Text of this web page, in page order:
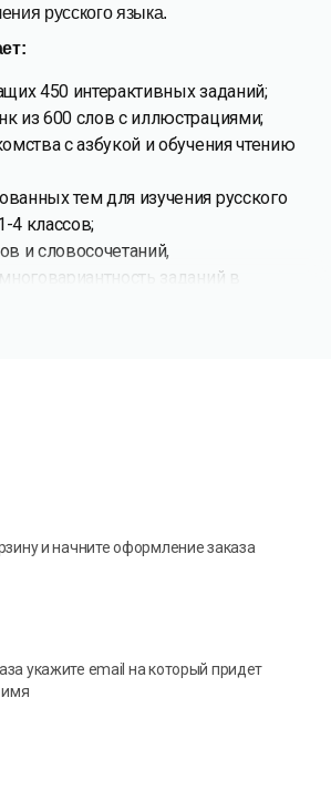
русского языка.
450 интерактивных заданий;
из 600 слов с иллюстрациями;
с азбукой и обучения чтению
тем для изучения русского
4 классов;
и словосочетаний,
заданий в
компьютер, планшет,
и начните оформление заказа
укажите email на который придет
имя